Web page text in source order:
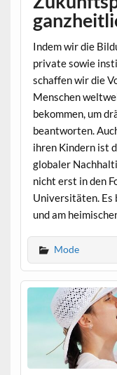
Indem wir die
private sowie
schaffen wir die
Menschen
bekommen, um
beantworten.
ihren Kindern ist
globaler
nicht erst in den
Universitäten. Es
und am
Mode